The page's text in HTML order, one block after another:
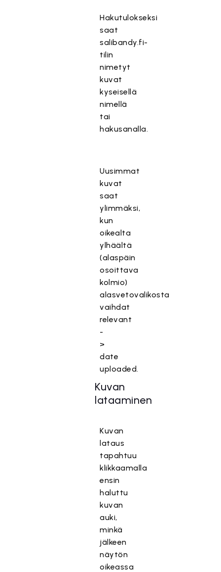
Hakutulokseksi
saat
salibandy.fi-
tilin
nimetyt
kuvat
kyseisellä
nimellä
tai
hakusanalla.
Uusimmat
kuvat
saat
ylimmäksi,
kun
oikealta
ylhäältä
(alaspäin
osoittava
kolmio)
alasvetovalikosta
vaihdat
relevant
-
>
date
uploaded.
Kuvan
lataaminen
Kuvan
lataus
tapahtuu
klikkaamalla
ensin
haluttu
kuvan
auki,
minkä
jälkeen
näytön
oikeassa